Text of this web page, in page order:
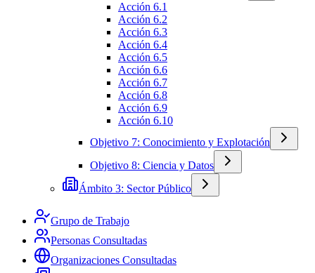
Acción 6.1
Acción 6.2
Acción 6.3
Acción 6.4
Acción 6.5
Acción 6.6
Acción 6.7
Acción 6.8
Acción 6.9
Acción 6.10
Objetivo 7: Conocimiento y Explotación
Objetivo 8: Ciencia y Datos
Ámbito 3: Sector Público
Grupo de Trabajo
Personas Consultadas
Organizaciones Consultadas